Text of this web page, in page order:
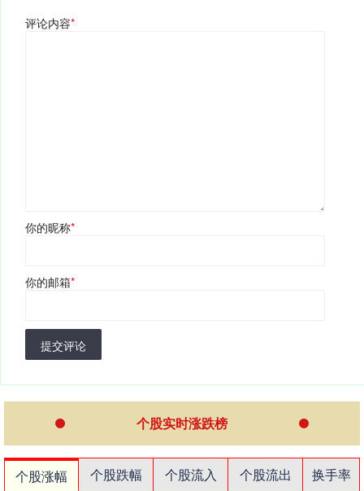
评论内容*
你的昵称*
你的邮箱*
提交评论
个股实时涨跌榜
个股涨幅 个股跌幅 个股流入 个股流出
换手率